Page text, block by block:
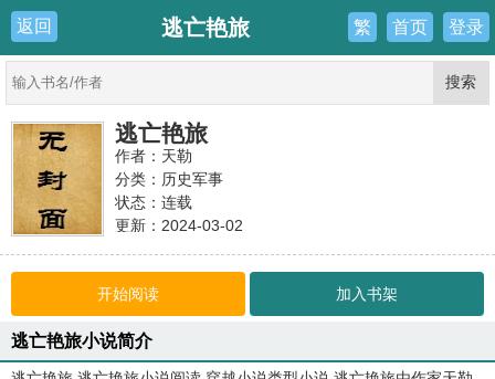
返回 逃亡艳旅 繁 首页 登录
逃亡艳旅
作者：天勒
分类： 历史军事
状态：连载
更新：2024-03-02
开始阅读 加入书架
逃亡艳旅小说简介